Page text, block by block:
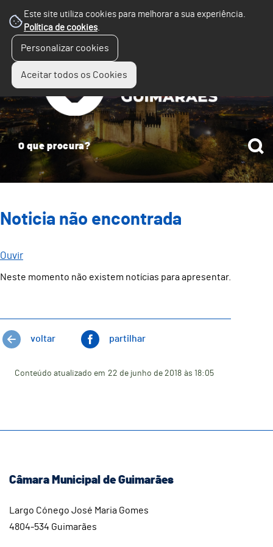
Este site utiliza cookies para melhorar a sua experiência.
Política de cookies.
Personalizar cookies
Aceitar todos os Cookies
Noticia não encontrada
Ouvir
Neste momento não existem notícias para apresentar.
voltar partilhar
Conteúdo atualizado em 22 de junho de 2018 às 18:05
Câmara Municipal de Guimarães
Largo Cónego José Maria Gomes
4804-534 Guimarães